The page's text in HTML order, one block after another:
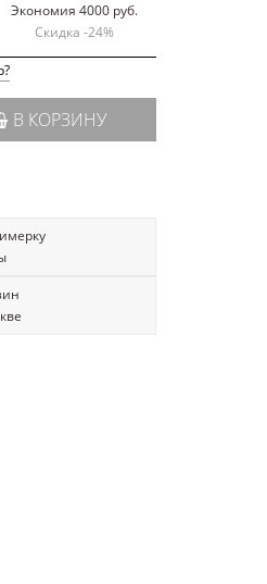
Экономия 4000 руб.
Скидка -24%
В КОРЗИНУ